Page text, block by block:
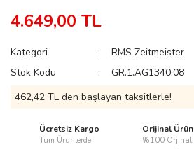
4.649,00 TL
Kategori
RMS Zeitmeister
Stok Kodu
GR.1.AG1340.08
462,42 TL den başlayan taksitlerle!
Ücretsiz Kargo
Tüm Ürünlerde
Orijinal Ürün
%100 Orjinal